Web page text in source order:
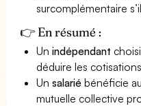
surcomplémentaire
👉 En résumé :
Unindépendant
déduire les
Unsalarié bénéficie
mutuelle collective